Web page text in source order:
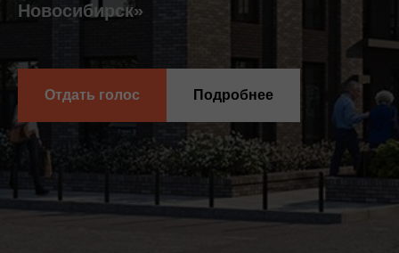
Новосибирск»
Отдать голос Подробнее